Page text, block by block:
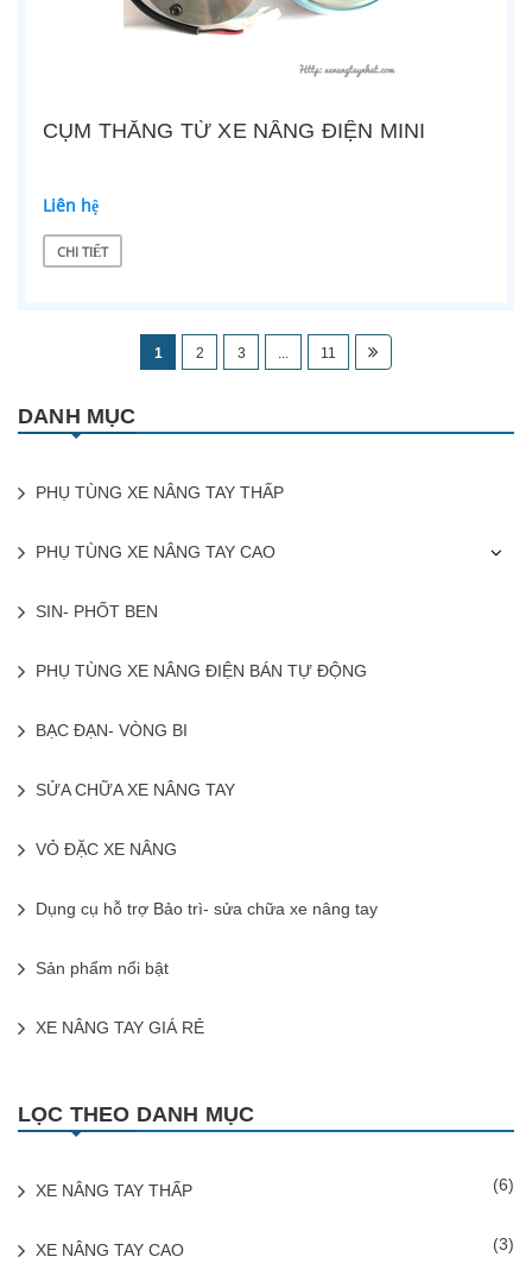
CỤM THẮNG TỪ XE NÂNG ĐIỆN MINI
Liên hệ
CHI TIẾT
1 2 3 ... 11
DANH MỤC
PHỤ TÙNG XE NÂNG TAY THẤP
PHỤ TÙNG XE NÂNG TAY CAO
SIN- PHỐT BEN
PHỤ TÙNG XE NÂNG ĐIỆN BÁN TỰ ĐỘNG
BẠC ĐẠN- VÒNG BI
SỬA CHỮA XE NÂNG TAY
VỎ ĐẶC XE NÂNG
Dụng cụ hỗ trợ Bảo trì- sửa chữa xe nâng tay
Sản phẩm nổi bật
XE NÂNG TAY GIÁ RẺ
LỌC THEO DANH MỤC
XE NÂNG TAY THẤP (6)
XE NÂNG TAY CAO (3)